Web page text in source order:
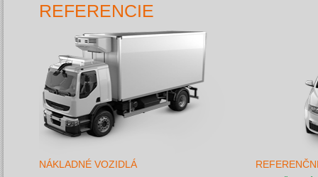
REFERENCIE
NÁKLADNÉ VOZIDLÁ